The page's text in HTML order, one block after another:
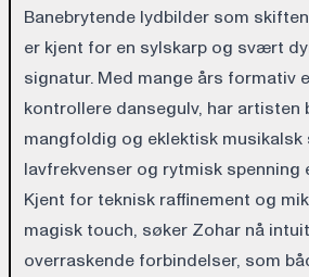
Banebrytende lydbilder som
er kjent for en sylskarp og svært
signatur. Med mange års formativ
kontrollere dansegulv, har artisten
mangfoldig og eklektisk
lavfrekvenser og rytmisk spenning
Kjent for teknisk raffinement og
magisk touch, søker Zohar nå
overraskende forbindelser, som